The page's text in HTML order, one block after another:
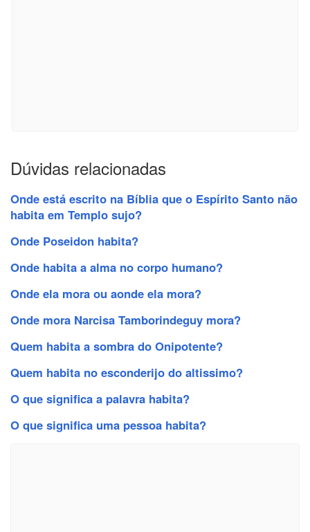
Dúvidas relacionadas
Onde está escrito na Bíblia que o Espírito Santo não
habita em Templo sujo?
Onde Poseidon habita?
Onde habita a alma no corpo humano?
Onde ela mora ou aonde ela mora?
Onde mora Narcisa Tamborindeguy mora?
Quem habita a sombra do Onipotente?
Quem habita no esconderijo do altissimo?
O que significa a palavra habita?
O que significa uma pessoa habita?